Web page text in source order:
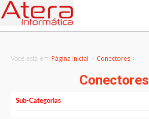
Você está em: Página Inicial Conectores >
Conectores
Sub-Categorias